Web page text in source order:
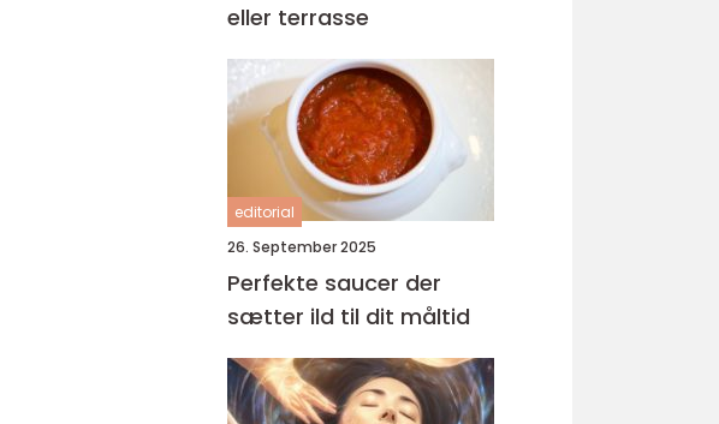
eller terrasse
editorial
26. September 2025
Perfekte saucer der
sætter ild til dit måltid